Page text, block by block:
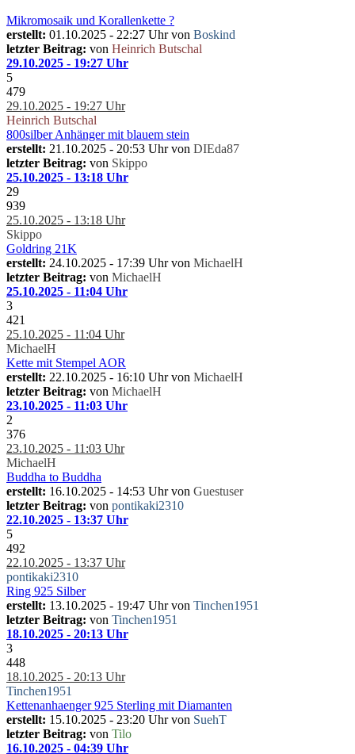
Mikromosaik und Korallenkette ?
erstellt: 01.10.2025 - 22:27 Uhr von Boskind
letzter Beitrag: von Heinrich Butschal
29.10.2025 - 19:27 Uhr
5
479
29.10.2025 - 19:27 Uhr
Heinrich Butschal
800silber Anhänger mit blauem stein
erstellt: 21.10.2025 - 20:53 Uhr von DIEda87
letzter Beitrag: von Skippo
25.10.2025 - 13:18 Uhr
29
939
25.10.2025 - 13:18 Uhr
Skippo
Goldring 21K
erstellt: 24.10.2025 - 17:39 Uhr von MichaelH
letzter Beitrag: von MichaelH
25.10.2025 - 11:04 Uhr
3
421
25.10.2025 - 11:04 Uhr
MichaelH
Kette mit Stempel AOR
erstellt: 22.10.2025 - 16:10 Uhr von MichaelH
letzter Beitrag: von MichaelH
23.10.2025 - 11:03 Uhr
2
376
23.10.2025 - 11:03 Uhr
MichaelH
Buddha to Buddha
erstellt: 16.10.2025 - 14:53 Uhr von Guestuser
letzter Beitrag: von pontikaki2310
22.10.2025 - 13:37 Uhr
5
492
22.10.2025 - 13:37 Uhr
pontikaki2310
Ring 925 Silber
erstellt: 13.10.2025 - 19:47 Uhr von Tinchen1951
letzter Beitrag: von Tinchen1951
18.10.2025 - 20:13 Uhr
3
448
18.10.2025 - 20:13 Uhr
Tinchen1951
Kettenanhaenger 925 Sterling mit Diamanten
erstellt: 15.10.2025 - 23:20 Uhr von SuehT
letzter Beitrag: von Tilo
16.10.2025 - 04:39 Uhr